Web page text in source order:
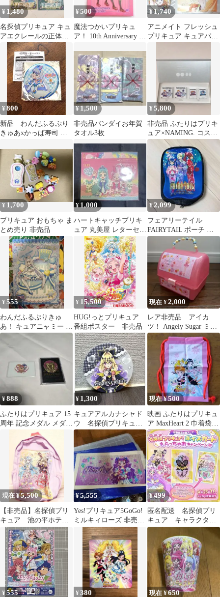
¥ 1,480
名探偵プリキュア キュ
アエクレールの正体は
誰 投票済証 キュアエク
レール 非売品
¥500
魔法つかいプリキュ
ア！ 10th Anniversary 特
¥1,740
アニメイト フレッシュ
プリキュア キュアパイ
¥800
新品 わんだふるぷり
きゅあxかっぱ寿司 缶
非売品
¥1,500
非売品バンダイお年賀
タオル3枚
¥5,800
非売品 ふたりはプリキ
ュア×NAMING. コスメ
4点 PRボックス
¥ 1,700
プリキュア おもちゃ ま
とめ売り 非売品
¥ 1,000
ハートキャッチプリキ
ュア 丸美屋 レターセッ
ト 非売品
¥2,099
フェアリーテイル
FAIRYTAIL ポーチ ミ
ニポーチ バック 限定
非売品
¥555
わんだふるぷりきゅ
あ！ キュアニャミー プ
リティストア バースデ
ーカード 非売品
¥ 15,500
HUG!っとプリキュア
番組ポスター 非売品
現在 ¥2,000
レア非売品 アイカ
ツ！ Angely Sugar ミニ
トランク 星宮いちご
¥888
ふたりはプリキュア 15
周年 記念メダル メダル
カード 非売品
¥ 1,300
キュアアルカナシャド
ウ 名探偵プリキュア
マリオンクレープ コー
スター 非売品
現在 ¥500
映画 ふたりはプリキュ
ア MaxHeart 2 巾着袋
2005年 非売品
現在 ¥5,500
【非売品】名探偵プリ
キュア 池の平ホテル
限定特典リュックサッ
ク（おまけ）
¥5,555
Yes!プリキュア5GoGo!
ミルキィローズ 非売品
タペストリー
¥499
匿名配送 名探偵プリ
キュア キャラクター
ボイスカード 非売品
¥555 ¥380 現在 ¥650